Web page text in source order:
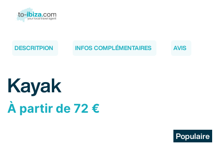
DESCRITPION INFOS COMPLÉMENTAIRES AVIS
Kayak
À partir de 72 €
Populaire